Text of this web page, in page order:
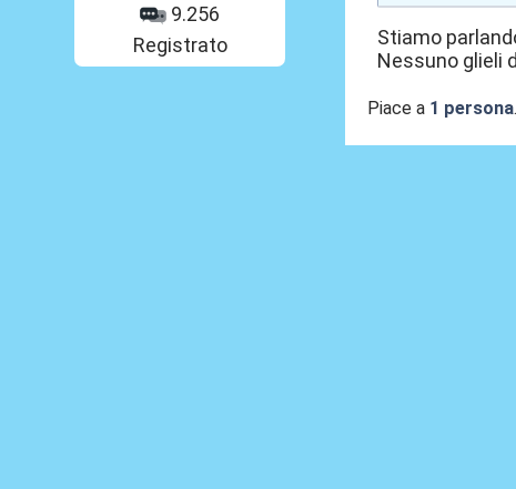
9.256
Registrato
Stiamo
Nessuno glieli
Piace a 1 persona.